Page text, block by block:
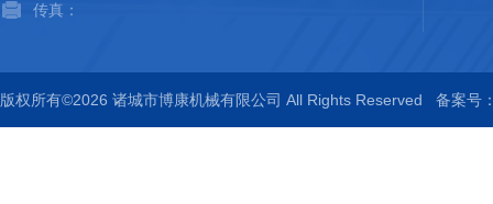
传真：
版权所有©2026 诸城市博康机械有限公司 All Rights Reserved 备案号